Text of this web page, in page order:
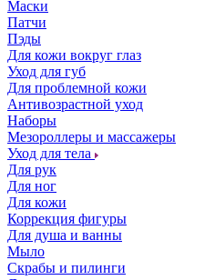
Маски
Патчи
Пэды
Для кожи вокруг глаз
Уход для губ
Для проблемной кожи
Антивозрастной уход
Наборы
Мезороллеры и массажеры
Уход для тела
Для рук
Для ног
Для кожи
Коррекция фигуры
Для душа и ванны
Мыло
Скрабы и пилинги